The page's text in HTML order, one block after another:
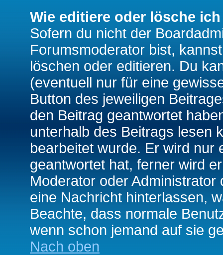
Wie editiere oder lösche
Sofern du nicht der
Forumsmoderator bist,
löschen oder editieren. Du
(eventuell nur für eine
Button des jeweiligen
den Beitrag geantwortet
unterhalb des Beitrags lesen
bearbeitet wurde. Er wird nur
geantwortet hat, ferner wird
Moderator oder
eine Nachricht hinterlassen,
Beachte, dass normale
wenn schon jemand auf sie
Nach oben